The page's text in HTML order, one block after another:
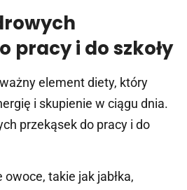
pracy i do szkoły
element diety, który
i skupienie w ciągu dnia.
przekąsek do pracy i do
owoce, takie jak jabłka,